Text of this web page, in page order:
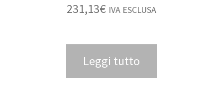
231,13€ IVA ESCLUSA
Leggi tutto